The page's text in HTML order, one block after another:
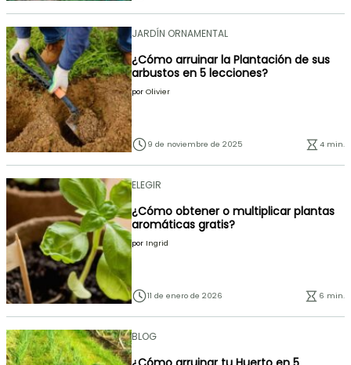
JARDÍN ORNAMENTAL
¿Cómo arruinar la Plantación de sus
arbustos en 5 lecciones?
por Olivier
9 de noviembre de 2025 4 min.
ELEGIR
¿Cómo obtener o multiplicar plantas
aromáticas gratis?
por Ingrid
11 de enero de 2026 6 min.
BLOG